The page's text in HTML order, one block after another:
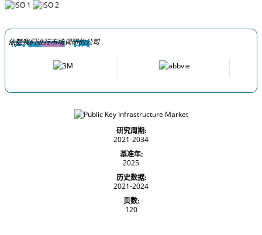
依赖我们进行市场调研的公司
研究周期:
2021-2034
基准年:
2025
历史数据:
2021-2024
页数:
120